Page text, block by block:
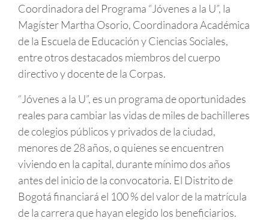
Coordinadora del Programa “Jóvenes a la U”, la
Magíster Martha Osorio, Coordinadora Académica
de la Escuela de Educación y Ciencias Sociales,
entre otros destacados miembros del cuerpo
directivo y docente de la Corpas.
“Jóvenes a la U”, es un programa de oportunidades
reales para cambiar las vidas de miles de bachilleres
de colegios públicos y privados de la ciudad,
menores de 28 años, o quienes se encuentren
viviendo en la capital, durante mínimo dos años
antes del inicio de la convocatoria. El Distrito de
Bogotá financiará el 100 % del valor de la matrícula
de la carrera que hayan elegido los beneficiarios.